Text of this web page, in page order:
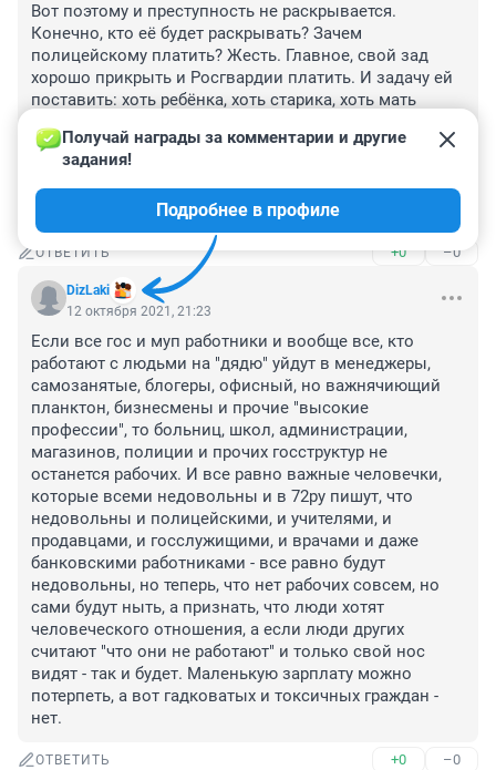
Вот поэтому и преступность не раскрывается.
Конечно, кто её будет раскрывать? Зачем
полицейскому платить? Жесть. Главное, свой зад
хорошо прикрыть и Росгвардии платить. И задачу ей
поставить: хоть ребёнка, хоть старика, хоть мать
зависимости правы-не правы!!! Росгвардия только
презрение вызывает! И все её сотрудники
ассоциируются только с предателями! Сразу
вспоминаются фильмы по ВОВ!
ОТВЕТИТЬ +0 –0
DizLaki
Получай награды за комментарии и другие
задания!
Подробнее в профиле
12 октября 2021, 21:23
Если все гос и муп работники и вообще все, кто
работают с людьми на "дядю" уйдут в менеджеры,
самозанятые, блогеры, офисный, но важнячиющий
планктон, бизнесмены и прочие "высокие
профессии", то больниц, школ, администрации,
магазинов, полиции и прочих госструктур не
останется рабочих. И все равно важные человечки,
которые всеми недовольны и в 72ру пишут, что
недовольны и полицейскими, и учителями, и
продавцами, и госслужищими, и врачами и даже
банковскими работниками - все равно будут
недовольны, но теперь, что нет рабочих совсем, но
сами будут ныть, а признать, что люди хотят
человеческого отношения, а если люди других
считают "что они не работают" и только свой нос
видят - так и будет. Маленькую зарплату можно
потерпеть, а вот гадковатых и токсичных граждан -
нет.
ОТВЕТИТЬ +0 –0